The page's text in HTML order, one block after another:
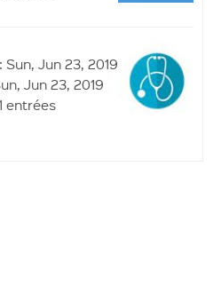
Jun 23, 2019
Jun 23, 2019
entrées